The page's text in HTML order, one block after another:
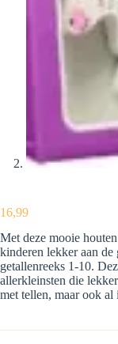
16,99
Met deze mooie
kinderen lekker aan de
getallenreeks 1-10.
allerkleinsten die
met tellen, maar ook